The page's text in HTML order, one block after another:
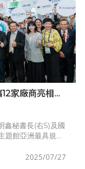
家廠商亮相
鑫秘書長(右5)及國
題館亞洲最具規模
2025/07/27